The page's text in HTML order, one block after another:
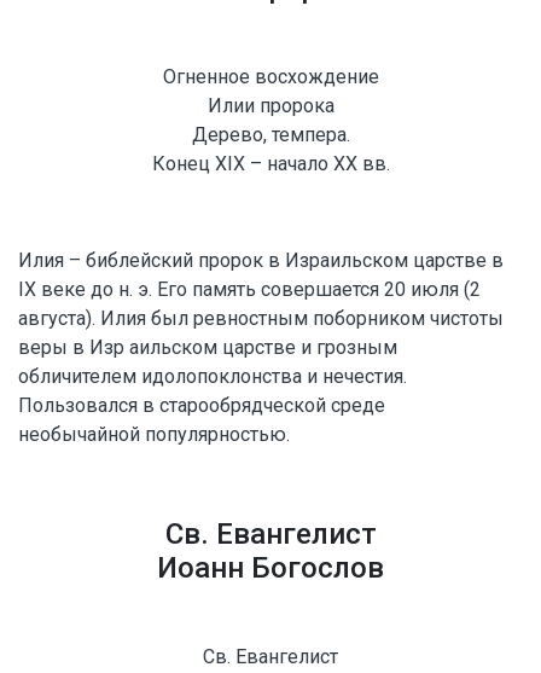
Огненное восхождение
Илии пророка
Дерево, темпера.
Конец XIX – начало XX вв.
Илия – библейский пророк в Израильском царстве в
IX веке до н. э. Его память совершается 20 июля (2
августа). Илия был ревностным поборником чистоты
веры в Изр аильском царстве и грозным
обличителем идолопоклонства и нечестия.
Пользовался в старообрядческой среде
необычайной популярностью.
Св. Евангелист
Иоанн Богослов
Св. Евангелист